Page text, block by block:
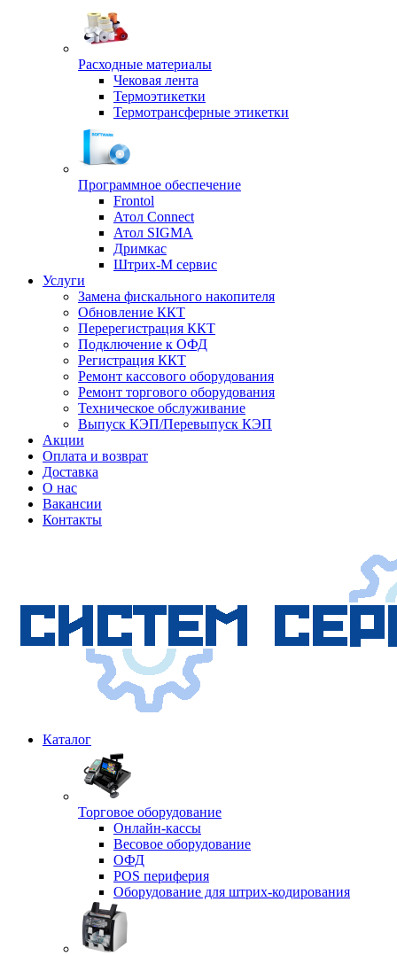
Расходные материалы
Чековая лента
Термоэтикетки
Термотрансферные этикетки
Программное обеспечение
Frontol
Атол Connect
Атол SIGMA
Дримкас
Штрих-М сервис
Услуги
Замена фискального накопителя
Обновление ККТ
Перерегистрация ККТ
Подключение к ОФД
Регистрация ККТ
Ремонт кассового оборудования
Ремонт торгового оборудования
Техническое обслуживание
Выпуск КЭП/Перевыпуск КЭП
Акции
Оплата и возврат
Доставка
О нас
Вакансии
Контакты
Каталог
Торговое оборудование
Онлайн-кассы
Весовое оборудование
ОФД
POS периферия
Оборудование для штрих-кодирования